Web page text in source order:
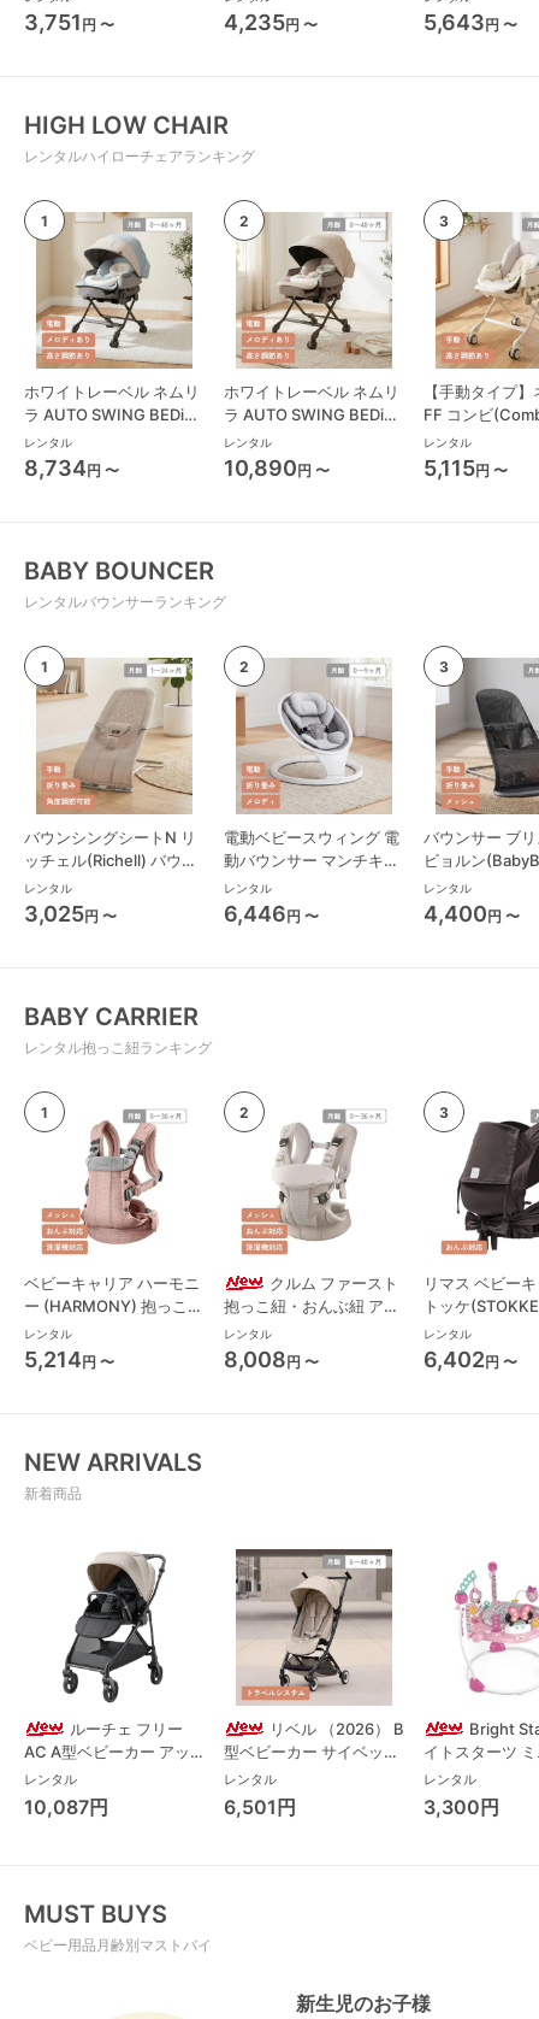
3,751 円 〜 4,235円 〜 5,643円 〜
HIGH LOW CHAIR
レンタルハイローチェアランキング
ホワイトレーベル ネムリ
ラ AUTO SWING BEDi
Long スリープシェル EG
コンビ(Combi) ハイロー
チェア・ベビーラック
レンタル
8,734円 〜
ホワイトレーベル ネムリ
ラ AUTO SWING BEDi
Long スリープシェル EG
＋ コンビ(Combi) ハイロ
ーチェア・ベビーラック
レンタル
10,890円 〜
【手動タイプ
FF コンビ
ーチェア・ベビ
レンタル
5,115円 〜
BABY BOUNCER
レンタルバウンサーランキング
バウンシングシートN リ
ッチェル(Richell) バウン
サー・ベビーシッター
レンタル
3,025円 〜
電動ベビースウィング 電
動バウンサー マンチキン
(munchkin)
レンタル
6,446円 〜
バウンサー ブ
ビョルン
ウンサー・ベビ
ー
レンタル
4,400円 〜
BABY CARRIER
レンタル抱っこ紐ランキング
ベビーキャリア ハーモニ
ー (HARMONY) 抱っこ
紐・おんぶ紐 ベビービョ
ルン(BabyBjorn)
レンタル
5,214円 〜
クルム ファースト
抱っこ紐・おんぶ紐 アッ
プリカ(Aprica)
レンタル
8,008円 〜
リマス ベビー
トッケ
レンタル
6,402円 〜
NEW ARRIVALS
新着商品
ルーチェ フリー
AC A型ベビーカー アッ
プリカ(Aprica) A型ベビ
ーカー アップリカ
(Aprica)
レンタル
10,087円
リベル （2026） B
型ベビーカー サイベック
ス(cybex)
レンタル
6,501円
Bright
イトスターツ
ス フォーエバ
レンド ジャン
パルー キッズ
レンタル
3,300円
MUST BUYS
ベビー用品月齢別マストバイ
新生児のお子様